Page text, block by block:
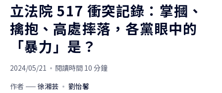
立法院 517 衝突記錄：掌摑、
擒抱、高處摔落，各黨眼中的
「暴力」是？
2024/05/21
閱讀時間 10 分鐘
作者
徐湘芸
劉怡馨